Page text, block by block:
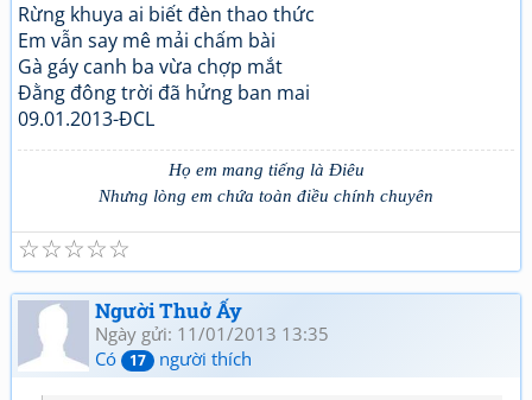
Rừng khuya ai biết đèn thao thức
Em vẫn say mê mải chấm bài
Gà gáy canh ba vừa chợp mắt
Đằng đông trời đã hửng ban mai
09.01.2013-ĐCL
Họ em mang tiếng là Điêu
Nhưng lòng em chứa toàn điều chính chuyên
☆
☆
☆
☆
☆
Người Thuở Ấy
Ngày gửi: 11/01/2013 13:35
Có
17 người thích